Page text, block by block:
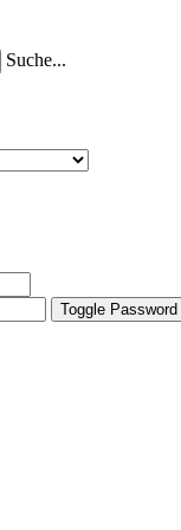
Suche...
Toggle